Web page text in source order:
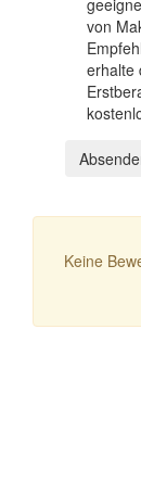
von
erhalte
Keine